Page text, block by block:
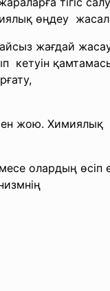
өңдеу
жағдай
кетуін
жою. Химиялық
олардың өсіп